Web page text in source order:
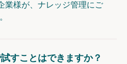
業様が、ナレッジ管理にご
すことはできますか？